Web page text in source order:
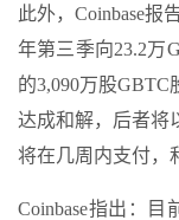
此外，Coinbase报
年第三季向23.2万
的3,090万股GBTC
达成和解，后者将
将在几周内支付，
Coinbase指出：